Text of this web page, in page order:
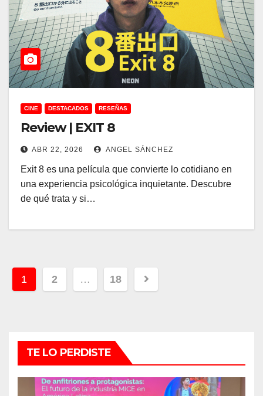
CINE DESTACADOS RESEÑAS
Review | EXIT 8
ABR 22, 2026 ANGEL SÁNCHEZ
Exit 8 es una película que convierte lo cotidiano en
una experiencia psicológica inquietante. Descubre
de qué trata y si…
Paginación
1 2 … 18
TE LO PERDISTE